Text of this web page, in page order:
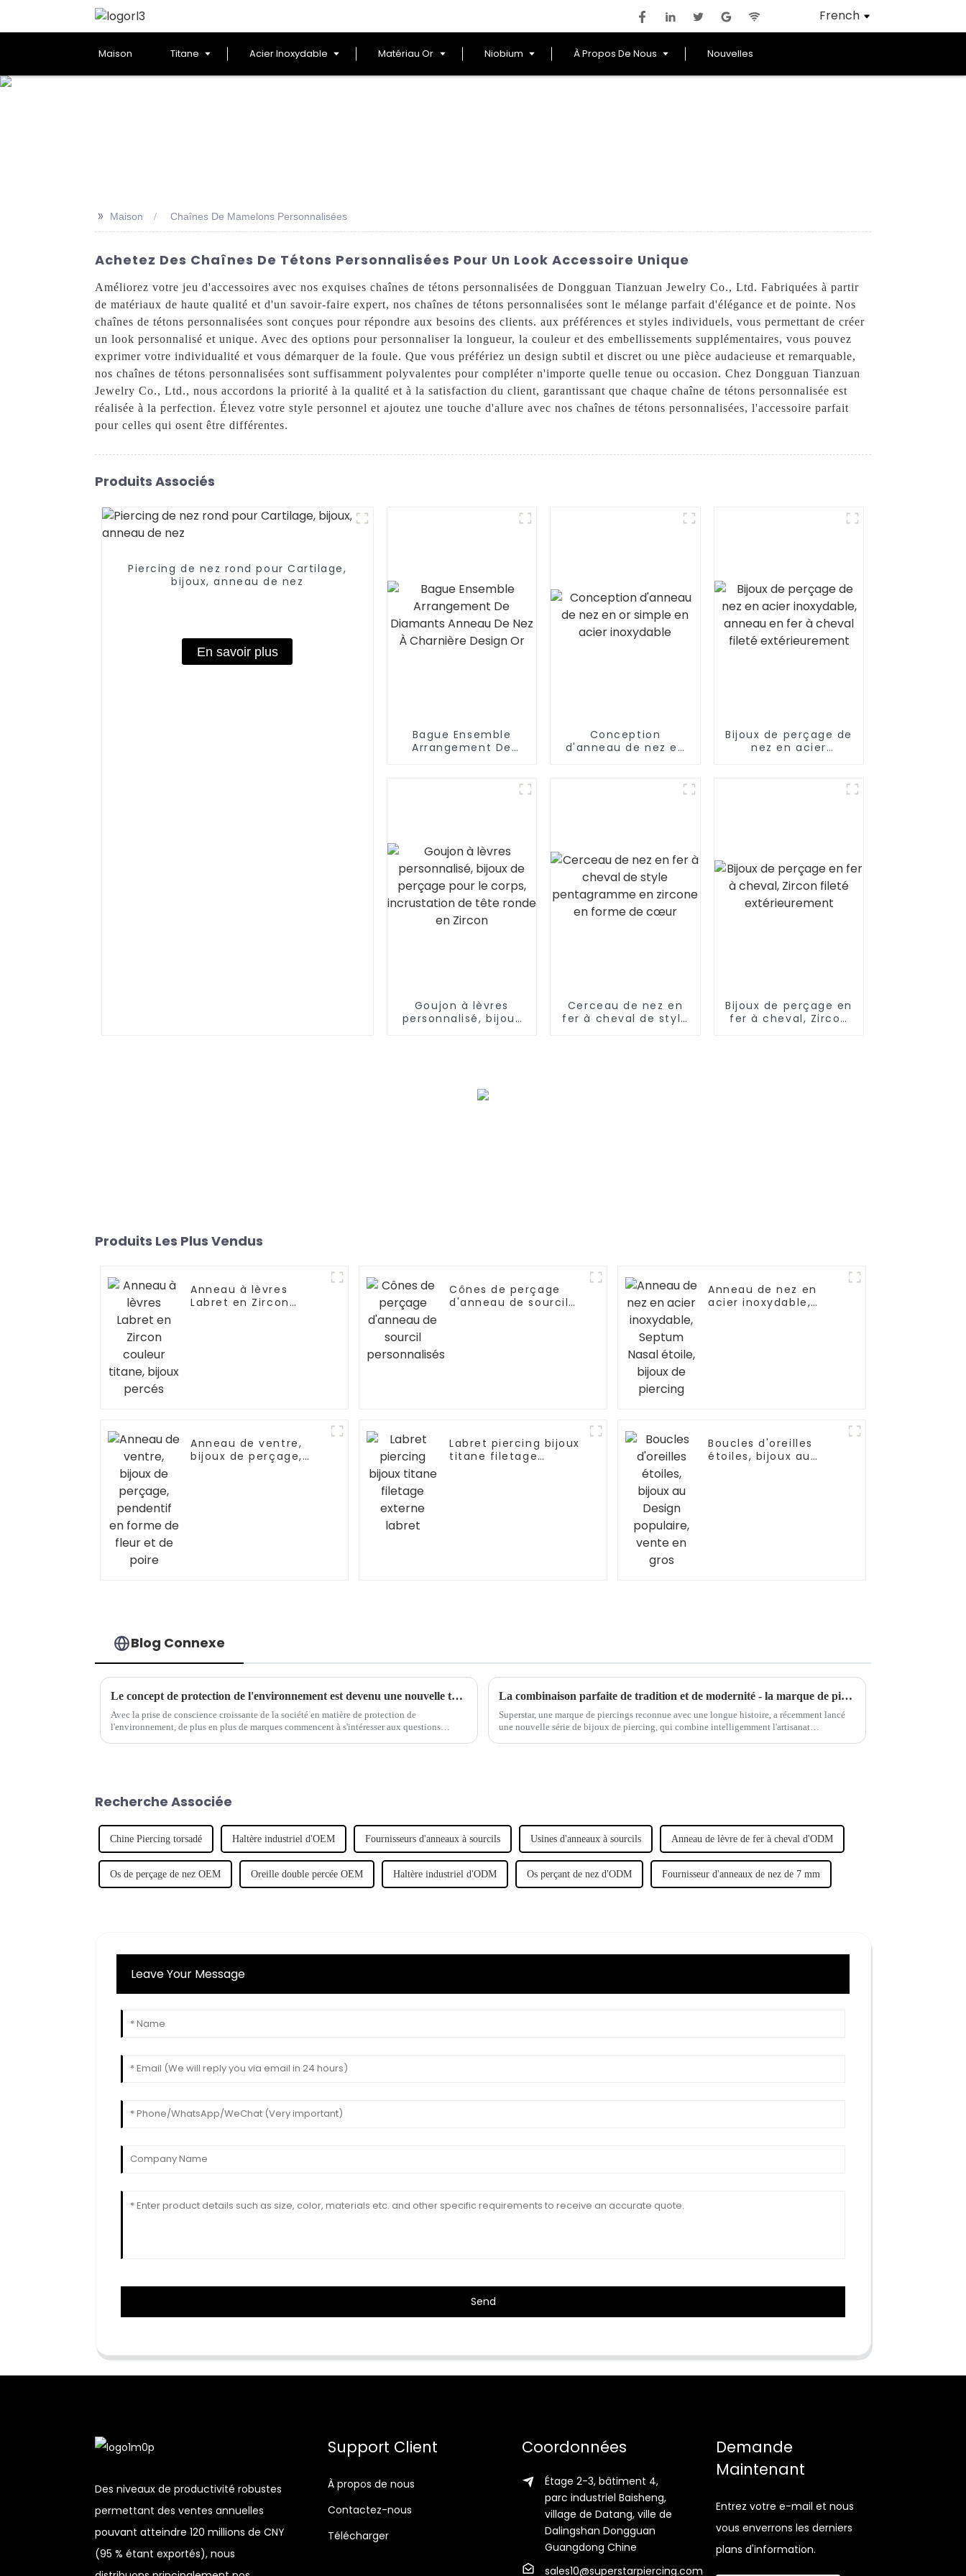
French
Maison Titane Acier Inoxydable Matériau Or Niobium À Propos De Nous Nouvelles
>> Maison Chaînes De Mamelons Personnalisées
Achetez Des Chaînes De Tétons Personnalisées Pour Un Look Accessoire Unique
Améliorez votre jeu d'accessoires avec nos exquises chaînes de tétons personnalisées de Dongguan Tianzuan Jewelry Co., Ltd. Fabriquées à partir
de matériaux de haute qualité et d'un savoir-faire expert, nos chaînes de tétons personnalisées sont le mélange parfait d'élégance et de pointe. Nos
chaînes de tétons personnalisées sont conçues pour répondre aux besoins des clients. aux préférences et styles individuels, vous permettant de créer
un look personnalisé et unique. Avec des options pour personnaliser la longueur, la couleur et des embellissements supplémentaires, vous pouvez
exprimer votre individualité et vous démarquer de la foule. Que vous préfériez un design subtil et discret ou une pièce audacieuse et remarquable,
nos chaînes de tétons personnalisées sont suffisamment polyvalentes pour compléter n'importe quelle tenue ou occasion. Chez Dongguan Tianzuan
Jewelry Co., Ltd., nous accordons la priorité à la qualité et à la satisfaction du client, garantissant que chaque chaîne de tétons personnalisée est
réalisée à la perfection. Élevez votre style personnel et ajoutez une touche d'allure avec nos chaînes de tétons personnalisées, l'accessoire parfait
pour celles qui osent être différentes.
Produits Associés
Piercing de nez rond pour Cartilage,
bijoux, anneau de nez
En savoir plus
Bague Ensemble
Arrangement De
Conception
d'anneau de nez en
Bijoux de perçage de
nez en acier
Goujon à lèvres
personnalisé, bijoux
Cerceau de nez en
fer à cheval de style
Bijoux de perçage en
fer à cheval, Zircon
Produits Les Plus Vendus
Anneau à lèvres
Labret en Zircon
Cônes de perçage
d'anneau de sourcil
Anneau de nez en
acier inoxydable,
Anneau de ventre,
bijoux de perçage,
Labret piercing bijoux
titane filetage
Boucles d'oreilles
étoiles, bijoux au
Blog Connexe
Le concept de protection de l'environnement est devenu une nouvelle tendance dans l'industrie des bijoux de piercing.
Avec la prise de conscience croissante de la société en matière de protection de
l'environnement, de plus en plus de marques commencent à s'intéresser aux questions
La combinaison parfaite de tradition et de modernité - la marque de piercings séculaire lance une nouvelle série de bijoux
Superstar, une marque de piercings reconnue avec une longue histoire, a récemment lancé
une nouvelle série de bijoux de piercing, qui combine intelligemment l'artisanat
Recherche Associée
Chine Piercing torsadé Haltère industriel d'OEM Fournisseurs d'anneaux à sourcils Usines d'anneaux à sourcils Anneau de lèvre de fer à cheval d'ODM
Os de perçage de nez OEM Oreille double percée OEM Haltère industriel d'ODM Os perçant de nez d'ODM Fournisseur d'anneaux de nez de 7 mm
Leave Your Message
Send
Des niveaux de productivité robustes
permettant des ventes annuelles
pouvant atteindre 120 millions de CNY
(95 % étant exportés), nous
Support Client
À propos de nous
Contactez-nous
Télécharger
Coordonnées
Étage 2-3, bâtiment 4,
parc industriel Baisheng,
village de Datang, ville de
Dalingshan Dongguan
Guangdong Chine
sales10@superstarpiercing.com
Demande
Maintenant
Entrez votre e-mail et nous
vous enverrons les derniers
plans d'information.